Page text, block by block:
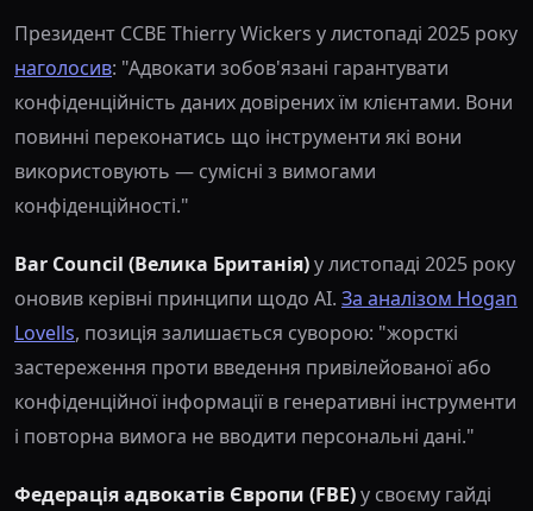
Президент CCBE Thierry Wickers у листопаді 2025 року
наголосив: "Адвокати зобов'язані гарантувати
конфіденційність даних довірених їм клієнтами. Вони
повинні переконатись що інструменти які вони
використовують — сумісні з вимогами
конфіденційності."
Bar Council (Велика Британія)у листопаді 2025 року
оновив керівні принципи щодо AI. За аналізом Hogan
Lovells, позиція залишається суворою: "жорсткі
застереження проти введення привілейованої або
конфіденційної інформації в генеративні інструменти
і повторна вимога не вводити персональні дані."
Федерація адвокатів Європи (FBE)у своєму гайді